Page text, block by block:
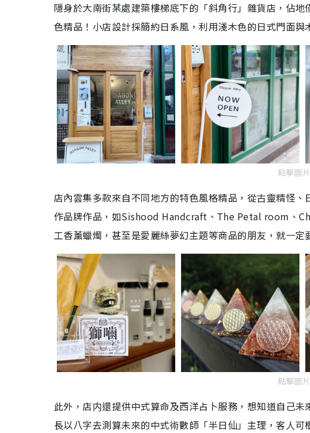
隱身於大南街某處建築樓梯底下的「斜角行」雜貨店，佔
色精品！小店設計採簡約日系風，利用淺木色的日式門面
點擊圖
店內雲集多款來自不同地方的特色風格精品，從古靈精怪
作品牌作品，如Sishood Handcraft、The Petal room、
工香薰蠟燭，甚至是愛麗絲夢幻主題等商品的朋友，就一定
點擊圖
此外，店内還提供中式算命及西洋占卜服務，想知道自己
長以八字去測算未來的中式術數師「半日仙」主理，客人